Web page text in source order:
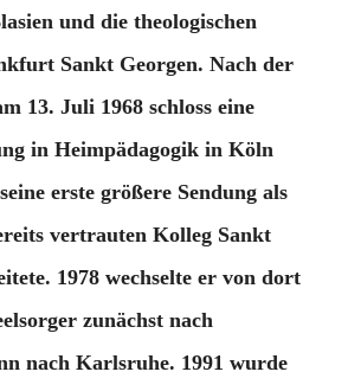
und die theologischen
Sankt Georgen. Nach der
13. Juli 1968 schloss eine
in Heimpädagogik in Köln
erste größere Sendung als
vertrauten Kolleg Sankt
1978 wechselte er von dort
zunächst nach
nach Karlsruhe. 1991 wurde